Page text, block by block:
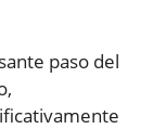
paso del